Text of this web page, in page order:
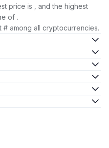
price is , and the highest
of .
# among all cryptocurrencies.